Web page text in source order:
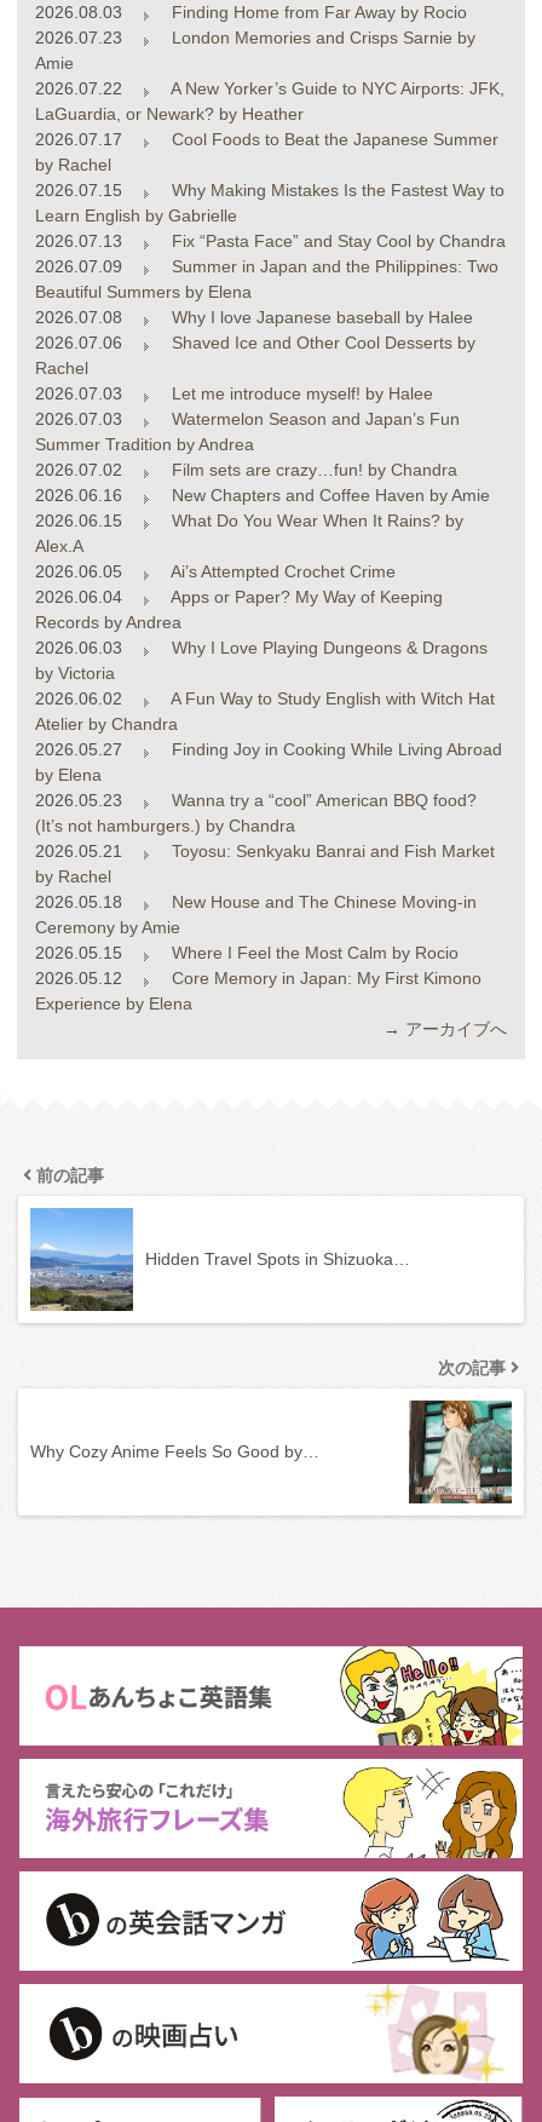
2026.08.03
Finding Home from Far Away by Rocio
2026.07.23
London Memories and Crisps Sarnie by
Amie
2026.07.22
A New Yorker’s Guide to NYC Airports: JFK,
LaGuardia, or Newark? by Heather
2026.07.17
Cool Foods to Beat the Japanese Summer
by Rachel
2026.07.15
Why Making Mistakes Is the Fastest Way to
Learn English by Gabrielle
2026.07.13
Fix “Pasta Face” and Stay Cool by Chandra
2026.07.09
Summer in Japan and the Philippines: Two
Beautiful Summers by Elena
2026.07.08
Why I love Japanese baseball by Halee
2026.07.06
Shaved Ice and Other Cool Desserts by
Rachel
2026.07.03
Let me introduce myself! by Halee
2026.07.03
Watermelon Season and Japan’s Fun
Summer Tradition by Andrea
2026.07.02
Film sets are crazy…fun! by Chandra
2026.06.16
New Chapters and Coffee Haven by Amie
2026.06.15
What Do You Wear When It Rains? by
Alex.A
2026.06.05
Ai’s Attempted Crochet Crime
2026.06.04
Apps or Paper? My Way of Keeping
Records by Andrea
2026.06.03
Why I Love Playing Dungeons & Dragons
by Victoria
2026.06.02
A Fun Way to Study English with Witch Hat
Atelier by Chandra
2026.05.27
Finding Joy in Cooking While Living Abroad
by Elena
2026.05.23
Wanna try a “cool” American BBQ food?
(It’s not hamburgers.) by Chandra
2026.05.21
Toyosu: Senkyaku Banrai and Fish Market
by Rachel
2026.05.18
New House and The Chinese Moving-in
Ceremony by Amie
2026.05.15
Where I Feel the Most Calm by Rocio
2026.05.12
Core Memory in Japan: My First Kimono
Experience by Elena
→ アーカイブへ
前の記事
Hidden Travel Spots in Shizuoka…
次の記事
Why Cozy Anime Feels So Good by…